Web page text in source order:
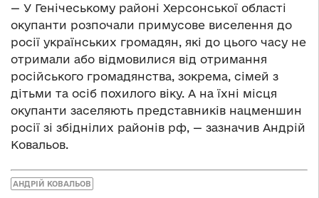
— У Генічеському районі Херсонської області
окупанти розпочали примусове виселення до
росії українських громадян, які до цього часу не
отримали або відмовилися від отримання
російського громадянства, зокрема, сімей з
дітьми та осіб похилого віку. А на їхні місця
окупанти заселяють представників нацменшин
росії зі збіднілих районів рф, — зазначив Андрій
Ковальов.
АНДРІЙ КОВАЛЬОВ